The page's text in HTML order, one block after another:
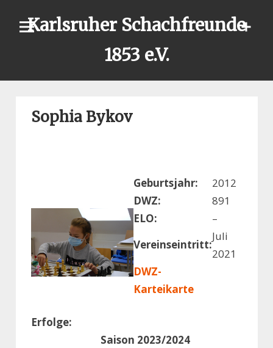
Karlsruher Schachfreunde
1853 e.V.
Sophia Bykov
Geburtsjahr:
2012
DWZ:
891
ELO:
–
Vereinseintritt:
Juli
2021
DWZ-
Karteikarte
Erfolge:
Saison 2023/2024